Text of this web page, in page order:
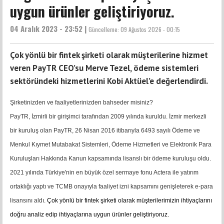
uygun ürünler geliştiriyoruz.
04 Aralık 2023 - 23:52 | Güncelleme: 09 Ağustos 2026 - 00:15
Çok yönlü bir fintek şirketi olarak müşterilerine hizmet
veren PayTR CEO’su Merve Tezel, ödeme sistemleri
sektöründeki hizmetlerini Kobi Aktüel’e değerlendirdi.
Şirketinizden ve faaliyetlerinizden bahseder misiniz?
PayTR, İzmirli bir girişimci tarafından 2009 yılında kuruldu. İzmir merkezli
bir kuruluş olan PayTR, 26 Nisan 2016 itibarıyla 6493 sayılı Ödeme ve
Menkul Kıymet Mutabakat Sistemleri, Ödeme Hizmetleri ve Elektronik Para
Kuruluşları Hakkında Kanun kapsamında lisanslı bir ödeme kuruluşu oldu. ​
2021 yılında Türkiye'nin en büyük özel sermaye fonu Actera ile yatırım
ortaklığı yaptı ve TCMB onayıyla faaliyet izni kapsamını genişleterek e-para
lisansını aldı. Çok yönlü bir fintek şirketi olarak müşterilerimizin ihtiyaçlarını
doğru analiz edip ihtiyaçlarına uygun ürünler geliştiriyoruz.